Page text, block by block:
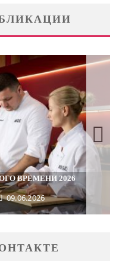
ВРЕМЕНИ 2026
09.06.2026